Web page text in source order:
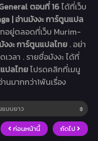
ตอนที่ 16ได้ที่เว็บ
| อ่านมังงะ การ์ตูนแปล
อยู่ตลอดที่เว็บ Murim-
งะ การ์ตูนแปลไทย . อย่า
ลา . รายชื่อมังงะ ได้ที่
ปลไทยโปรดคลิกที่เมนู
นมากกว่า1พันเรื่อง
ก่อนหน้านี้ ถัดไป